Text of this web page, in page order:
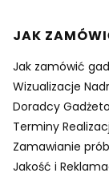
Linki w
JAK
Jak zamówić
Wizualizacje
Doradcy
Terminy
Zamawianie
Jakość i